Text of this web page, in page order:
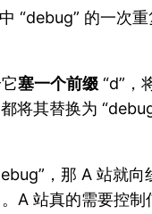
“debug” 的一次
塞一个前缀 “d”，
将其替换为
，那 A 站就向
A 站真的需要控制